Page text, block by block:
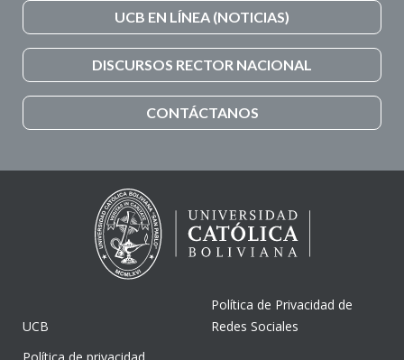
UCB EN LÍNEA (NOTICIAS)
DISCURSOS RECTOR NACIONAL
CONTÁCTANOS
UCB
Política de Privacidad de
Redes Sociales
Política de privacidad